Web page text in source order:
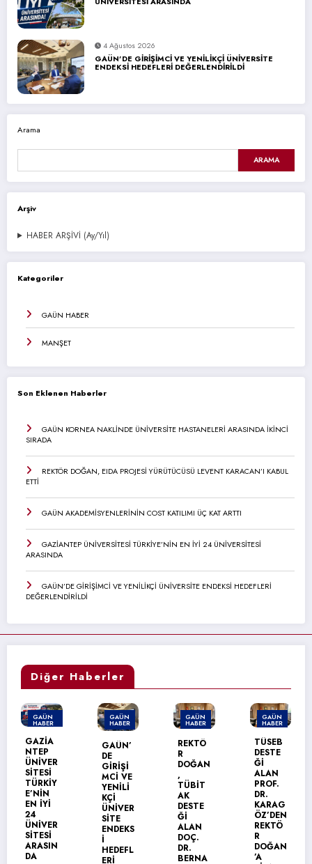
4 Ağustos 2026
GAÜN’DE GİRİŞİMCİ VE YENİLİKÇİ ÜNİVERSİTE
ENDEKSİ HEDEFLERİ DEĞERLENDİRİLDİ
Arama
ARAMA
Arşiv
HABER ARŞİVİ (Ay/Yıl)
Kategoriler
GAÜN HABER
MANŞET
Son Eklenen Haberler
GAÜN KORNEA NAKLİNDE ÜNİVERSİTE HASTANELERİ ARASINDA İKİNCİ
SIRADA
REKTÖR DOĞAN, EIDA PROJESİ YÜRÜTÜCÜSÜ LEVENT KARACAN’I KABUL
ETTİ
GAÜN AKADEMİSYENLERİNİN COST KATILIMI ÜÇ KAT ARTTI
GAZİANTEP ÜNİVERSİTESİ TÜRKİYE’NİN EN İYİ 24 ÜNİVERSİTESİ
ARASINDA
GAÜN’DE GİRİŞİMCİ VE YENİLİKÇİ ÜNİVERSİTE ENDEKSİ HEDEFLERİ
DEĞERLENDİRİLDİ
Diğer Haberler
GAÜN
HABER
GAÜN’
DE
GİRİŞİ
MCİ VE
YENİLİ
KÇİ
ÜNİVER
SİTE
ENDEKS
İ
HEDEFL
ERİ
GAÜN
HABER
REKTÖ
R
DOĞAN
,
TÜBİT
AK
DESTE
Ğİ
ALAN
DOÇ.
DR.
BERNA
GAÜN
HABER
TÜSEB
DESTE
Ğİ
ALAN
PROF.
DR.
KARAG
ÖZ’DEN
REKTÖ
R
DOĞAN
’A
GAÜN
HABER
GAÜN
TEKNİK
BİLİML
ER
MESLEK
YÜKSEK
OKULU’
NDA
MEZUN
İYET
SEVİNC
İ